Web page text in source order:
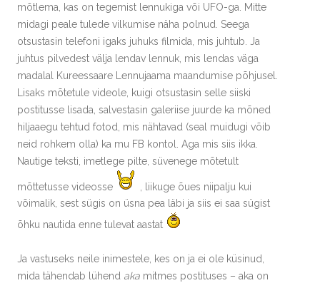
mõtlema, kas on tegemist lennukiga või UFO-ga. Mitte
midagi peale tulede vilkumise näha polnud. Seega
otsustasin telefoni igaks juhuks filmida, mis juhtub. Ja
juhtus pilvedest välja lendav lennuk, mis lendas väga
madalal Kureessaare Lennujaama maandumise põhjusel.
Lisaks mõtetule videole, kuigi otsustasin selle siiski
postitusse lisada, salvestasin galeriise juurde ka mõned
hiljaaegu tehtud fotod, mis nähtavad (seal muidugi võib
neid rohkem olla) ka mu FB kontol. Aga mis siis ikka.
Nautige teksti, imetlege pilte, süvenege mõtetult
mõttetusse videosse
, liikuge õues niipalju kui
võimalik, sest sügis on üsna pea läbi ja siis ei saa sügist
õhku nautida enne tulevat aastat
Ja vastuseks neile inimestele, kes on ja ei ole küsinud,
mida tähendab lühend aka mitmes postituses – aka on